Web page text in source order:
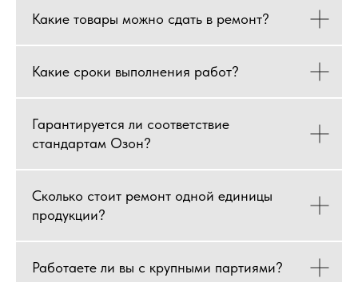
Какие товары можно сдать в ремонт?
Какие сроки выполнения работ?
Гарантируется ли соответствие
стандартам Озон?
Сколько стоит ремонт одной единицы
продукции?
Работаете ли вы с крупными партиями?